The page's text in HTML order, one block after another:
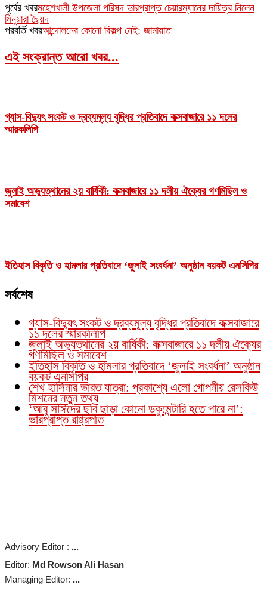
পূর্বের খবরমহেশখালী উপজেলা পরিষদ ভারপ্রাপ্ত চেয়ারম্যানের দায়িত্ব নিলেন
মিনুয়ারা ছৈয়দ
পরবর্তি খবরআন্দোলনের কোনো বিকল্প নেই: জামায়াত
এই সংক্রান্ত আরো খবর...
গ্যাস-বিদ্যুৎ সংকট ও দ্রব্যমূল্য বৃদ্ধির প্রতিবাদে কক্সবাজারে ১১ দলের
স্মারকলিপি
জুলাই অভ্যুত্থানের ২য় বার্ষিকী: কক্সবাজারে ১১ দলীয় ঐক্যের গণমিছিল ও
সমাবেশ
ইতিহাস বিকৃতি ও হামলার প্রতিবাদে ‘জুলাই সংবর্ধনা’ অনুষ্ঠান বয়কট এনসিপির
সর্বশেষ
গ্যাস-বিদ্যুৎ সংকট ও দ্রব্যমূল্য বৃদ্ধির প্রতিবাদে কক্সবাজারে
১১ দলের স্মারকলিপি
জুলাই অভ্যুত্থানের ২য় বার্ষিকী: কক্সবাজারে ১১ দলীয় ঐক্যের
গণমিছিল ও সমাবেশ
ইতিহাস বিকৃতি ও হামলার প্রতিবাদে ‘জুলাই সংবর্ধনা’ অনুষ্ঠান
বয়কট এনসিপির
শেখ হাসিনার ভারত যাত্রা: প্রকাশ্যে এলো গোপনীয় রেসকিউ
মিশনের নতুন তথ্য
‘আবু সাঈদের ছবি ছাড়া কোনো ডকুমেন্টারি হতে পারে না’:
ভারপ্রাপ্ত রাষ্ট্রপতি
Advisory Editor : ...
Editor: Md Rowson Ali Hasan
Managing Editor: ...